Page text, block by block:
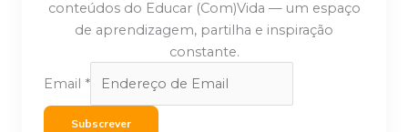
conteúdos do Educar (Com)Vida — um espaço
de aprendizagem, partilha e inspiração
constante.
Email *
Subscrever